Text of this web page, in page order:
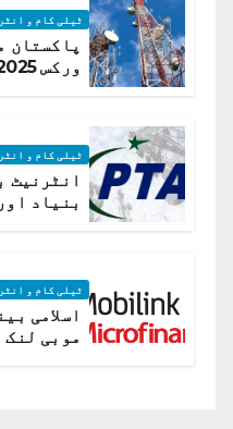
ٹیلی کام و
پاکستان
ورکس 2025
ٹیلی کام و
انٹرنیٹ
ٹیلی کام و
اسلامی